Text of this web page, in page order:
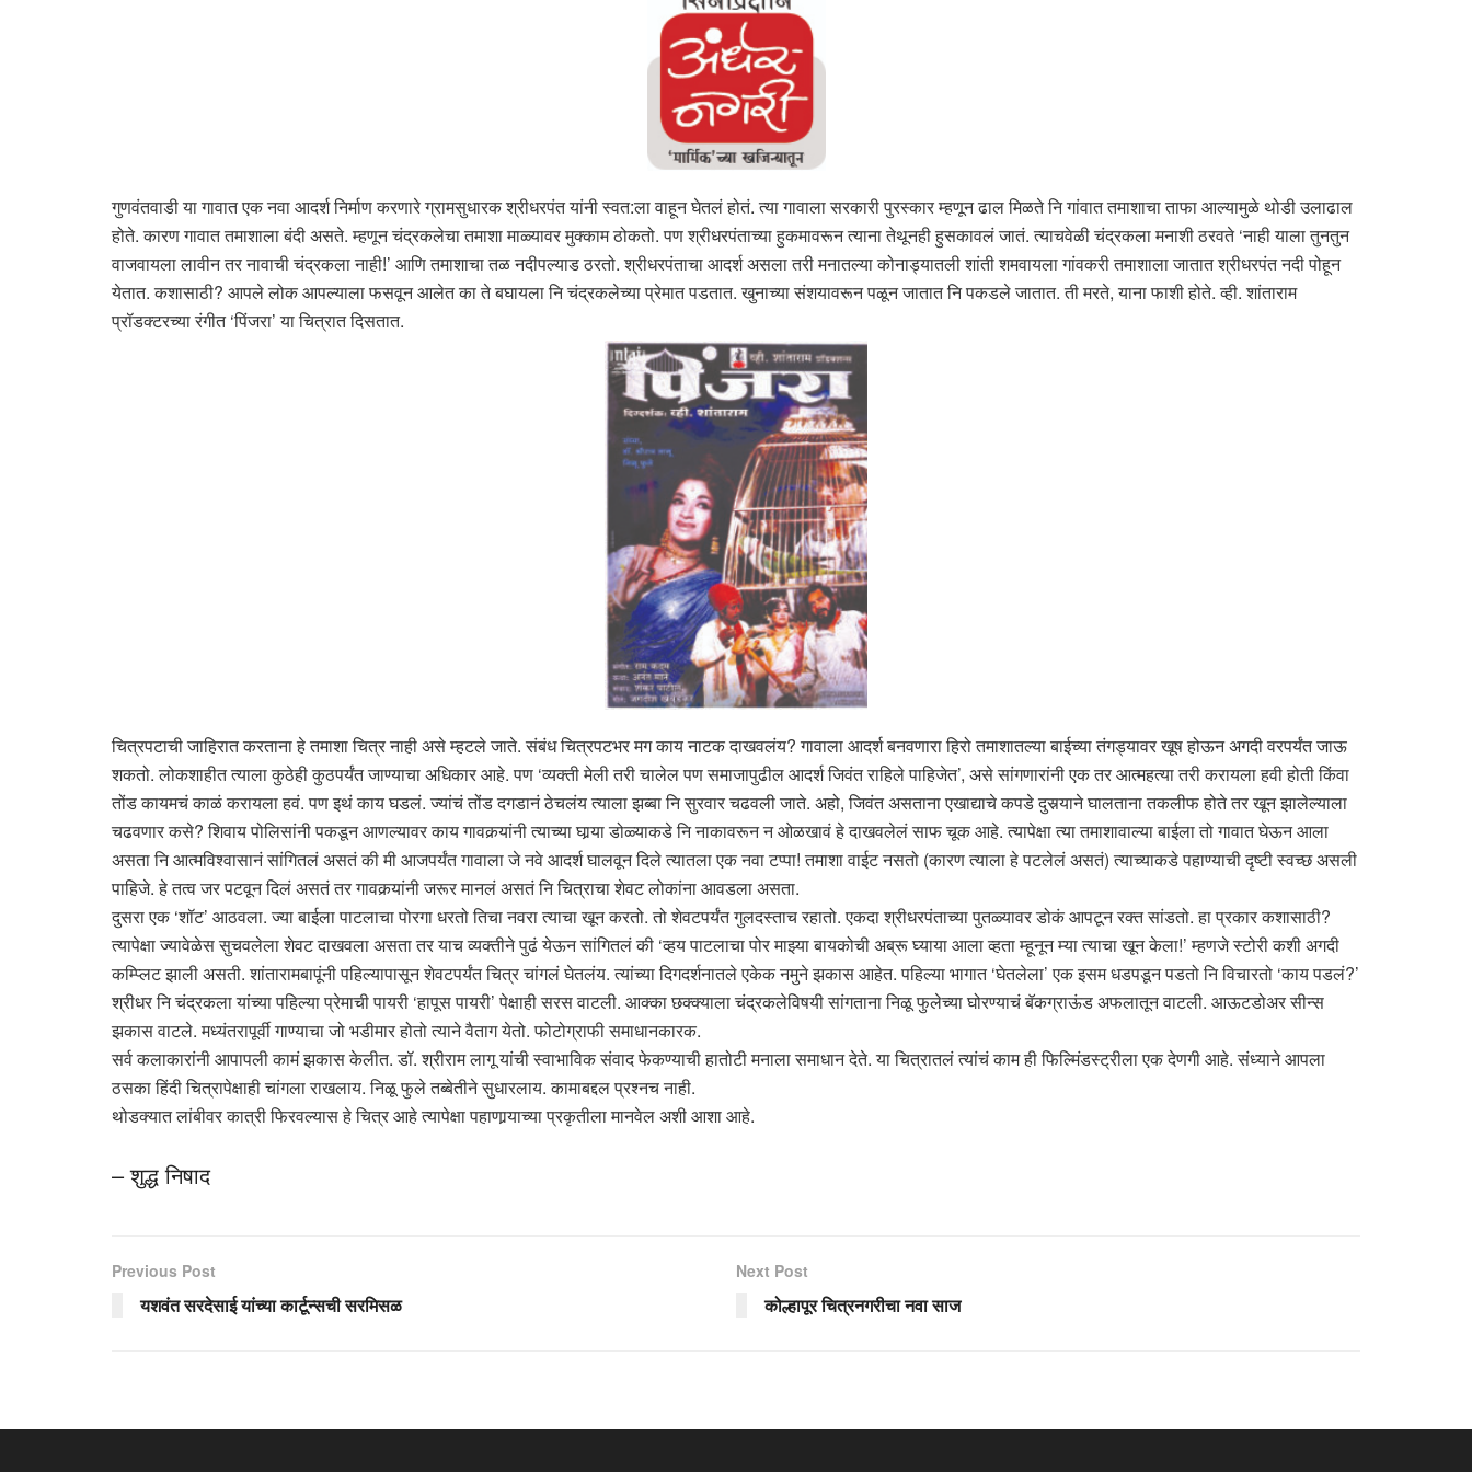
गुणवंतवाडी या गावात एक नवा आदर्श निर्माण करणारे ग्रामसुधारक श्रीधरपंत यांनी स्वत:ला वाहून घेतलं होतं. त्या गावाला सरकारी पुरस्कार म्हणून ढाल मिळते नि गांवात तमाशाचा ताफा आल्यामुळे थोडी उलाढाल
होते. कारण गावात तमाशाला बंदी असते. म्हणून चंद्रकलेचा तमाशा माळ्यावर मुक्काम ठोकतो. पण श्रीधरपंताच्या हुकमावरून त्याना तेथूनही हुसकावलं जातं. त्याचवेळी चंद्रकला मनाशी ठरवते ‘नाही याला तुनतुन
वाजवायला लावीन तर नावाची चंद्रकला नाही!’ आणि तमाशाचा तळ नदीपल्याड ठरतो. श्रीधरपंताचा आदर्श असला तरी मनातल्या कोनाड्यातली शांती शमवायला गांवकरी तमाशाला जातात श्रीधरपंत नदी पोहून
येतात. कशासाठी? आपले लोक आपल्याला फसवून आलेत का ते बघायला नि चंद्रकलेच्या प्रेमात पडतात. खुनाच्या संशयावरून पळून जातात नि पकडले जातात. ती मरते, याना फाशी होते. व्ही. शांताराम
प्रॉडक्टरच्या रंगीत ‘पिंजरा’ या चित्रात दिसतात.
चित्रपटाची जाहिरात करताना हे तमाशा चित्र नाही असे म्हटले जाते. संबंध चित्रपटभर मग काय नाटक दाखवलंय? गावाला आदर्श बनवणारा हिरो तमाशातल्या बाईच्या तंगड्यावर खूष होऊन अगदी वरपर्यंत जाऊ
शकतो. लोकशाहीत त्याला कुठेही कुठपर्यंत जाण्याचा अधिकार आहे. पण ‘व्यक्ती मेली तरी चालेल पण समाजापुढील आदर्श जिवंत राहिले पाहिजेत’, असे सांगणारांनी एक तर आत्महत्या तरी करायला हवी होती किंवा
तोंड कायमचं काळं करायला हवं. पण इथं काय घडलं. ज्यांचं तोंड दगडानं ठेचलंय त्याला झब्बा नि सुरवार चढवली जाते. अहो, जिवंत असताना एखाद्याचे कपडे दुसर्‍याने घालताना तकलीफ होते तर खून झालेल्याला
चढवणार कसे? शिवाय पोलिसांनी पकडून आणल्यावर काय गावकर्‍यांनी त्याच्या घार्‍या डोळ्याकडे नि नाकावरून न ओळखावं हे दाखवलेलं साफ चूक आहे. त्यापेक्षा त्या तमाशावाल्या बाईला तो गावात घेऊन आला
असता नि आत्मविश्वासानं सांगितलं असतं की मी आजपर्यंत गावाला जे नवे आदर्श घालवून दिले त्यातला एक नवा टप्पा! तमाशा वाईट नसतो (कारण त्याला हे पटलेलं असतं) त्याच्याकडे पहाण्याची दृष्टी स्वच्छ असली
पाहिजे. हे तत्व जर पटवून दिलं असतं तर गावकर्‍यांनी जरूर मानलं असतं नि चित्राचा शेवट लोकांना आवडला असता.
दुसरा एक ‘शॉट’ आठवला. ज्या बाईला पाटलाचा पोरगा धरतो तिचा नवरा त्याचा खून करतो. तो शेवटपर्यंत गुलदस्ताच रहातो. एकदा श्रीधरपंताच्या पुतळ्यावर डोकं आपटून रक्त सांडतो. हा प्रकार कशासाठी?
त्यापेक्षा ज्यावेळेस सुचवलेला शेवट दाखवला असता तर याच व्यक्तीने पुढं येऊन सांगितलं की ‘व्हय पाटलाचा पोर माझ्या बायकोची अब्रू घ्याया आला व्हता म्हूनून म्या त्याचा खून केला!’ म्हणजे स्टोरी कशी अगदी
कम्प्लिट झाली असती. शांतारामबापूंनी पहिल्यापासून शेवटपर्यंत चित्र चांगलं घेतलंय. त्यांच्या दिगदर्शनातले एकेक नमुने झकास आहेत. पहिल्या भागात ‘घेतलेला’ एक इसम धडपडून पडतो नि विचारतो ‘काय पडलं?’
श्रीधर नि चंद्रकला यांच्या पहिल्या प्रेमाची पायरी ‘हापूस पायरी’ पेक्षाही सरस वाटली. आक्का छक्क्याला चंद्रकलेविषयी सांगताना निळू फुलेच्या घोरण्याचं बॅकग्राऊंड अफलातून वाटली. आऊटडोअर सीन्स
झकास वाटले. मध्यंतरापूर्वी गाण्याचा जो भडीमार होतो त्याने वैताग येतो. फोटोग्राफी समाधानकारक.
सर्व कलाकारांनी आपापली कामं झकास केलीत. डॉ. श्रीराम लागू यांची स्वाभाविक संवाद फेकण्याची हातोटी मनाला समाधान देते. या चित्रातलं त्यांचं काम ही फिल्मिंडस्ट्रीला एक देणगी आहे. संध्याने आपला
ठसका हिंदी चित्रापेक्षाही चांगला राखलाय. निळू फुले तब्बेतीने सुधारलाय. कामाबद्दल प्रश्नच नाही.
थोडक्यात लांबीवर कात्री फिरवल्यास हे चित्र आहे त्यापेक्षा पहाणार्‍याच्या प्रकृतीला मानवेल अशी आशा आहे.
– शुद्ध निषाद
Previous Post
यशवंत सरदेसाई यांच्या कार्टून्सची सरमिसळ
Next Post
कोल्हापूर चित्रनगरीचा नवा साज